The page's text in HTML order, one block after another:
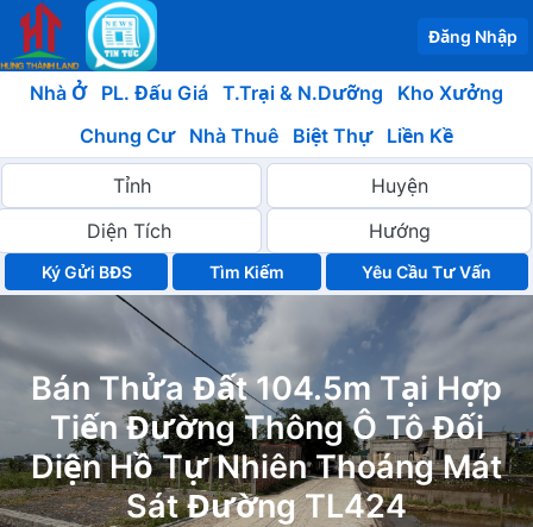
Đăng Nhập
Nhà Ở PL. Đấu Giá T.Trại & N.Dưỡng
Kho Xưởng
Chung Cư
Nhà Thuê Biệt Thự Liền Kề
Ký Gửi BĐS Yêu Cầu Tư Vấn
Bán Thửa Đất 104.5m Tại Hợp
Tiến Đường Thông Ô Tô Đối
Diện Hồ Tự Nhiên Thoáng Mát
Sát Đường TL424